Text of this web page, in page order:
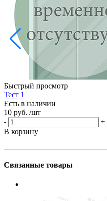
Быстрый просмотр
Тест 1
Есть в наличии
10 руб. /шт
-
+
В корзину
Связанные товары